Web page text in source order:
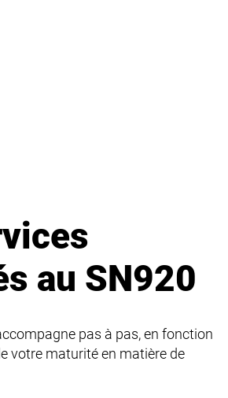
au SN920
pas à pas, en fonction
votre maturité en matière de